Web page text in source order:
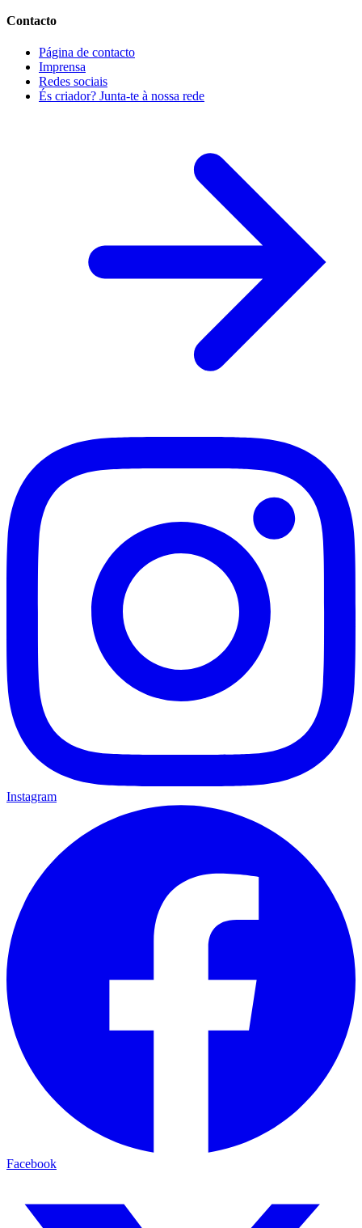
Contacto
Página de contacto
Imprensa
Redes sociais
És criador? Junta-te à nossa rede
Instagram
Facebook